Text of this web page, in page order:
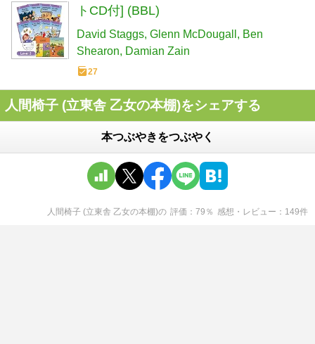
トCD付] (BBL)
David Staggs Glenn McDougall
Ben
Shearon
Damian Zain
27
人間椅子 (立東舎 乙女の本棚)をシェアする
本つぶやきをつぶやく
人間椅子 (立東舎 乙女の本棚)の 評価 79 ％ 感想・レビュー 149件